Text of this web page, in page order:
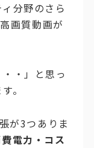
分野のさら
画質動画が
・」と思っ
。
が3つありま
電力・コス